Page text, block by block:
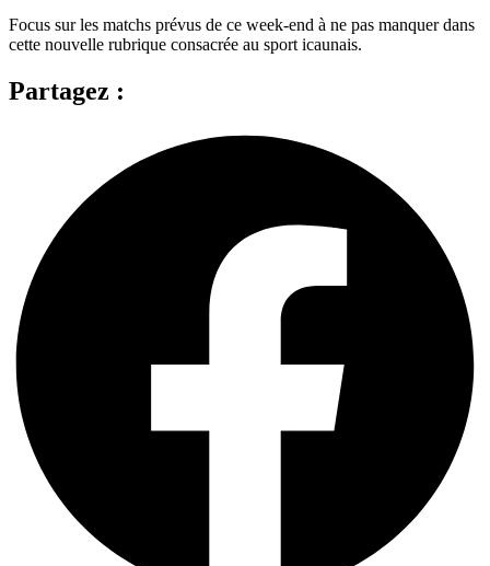
Focus sur les matchs prévus de ce week-end à ne pas manquer dans
cette nouvelle rubrique consacrée au sport icaunais.
Partagez :